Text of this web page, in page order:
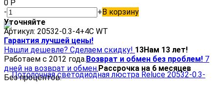
0 Р
-
+В корзину
Уточняйте
Артикул: 20532-0.3-4+4C WT
Гарантия лучшей цены!
Нашли дешевле? Сделаем скидку! 13Нам 13 лет!
Работаем с 2012 года.Возврат и обмен без проблем! 7
дней на возврат и обмен.Рассрочка на 6 месяцев
Без процентов.